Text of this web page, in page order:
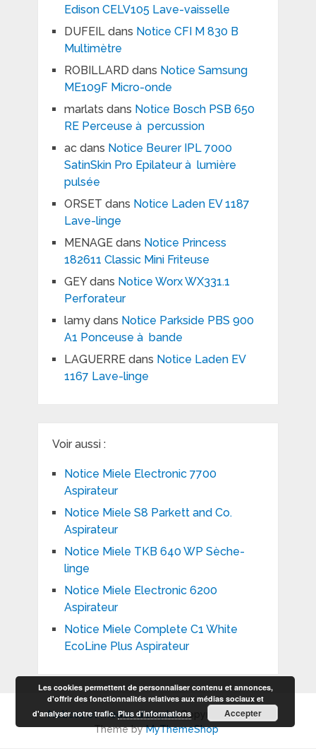
Edison CELV105 Lave-vaisselle
DUFEILdans Notice CFI M 830 B
Multimètre
ROBILLARD dans Notice Samsung
ME109F Micro-onde
marlats dans Notice Bosch PSB 650
RE Perceuse à percussion
acdans Notice Beurer IPL 7000
SatinSkin Pro Epilateur à lumière
pulsée
ORSET dans Notice Laden EV 1187
Lave-linge
MENAGEdans Notice Princess
182611 Classic Mini Friteuse
GEYdans Notice Worx WX331.1
Perforateur
lamydans Notice Parkside PBS 900
A1 Ponceuse à bande
LAGUERREdans Notice Laden EV
1167 Lave-linge
Voir aussi :
Notice Miele Electronic 7700
Aspirateur
Notice Miele S8 Parkett and Co.
Aspirateur
Notice Miele TKB 640 WP Sèche-
linge
Notice Miele Electronic 6200
Aspirateur
Notice Miele Complete C1 White
EcoLine Plus Aspirateur
Notices et modes d'emploiCopyright © 2026.
Theme byMyThemeShop
Les cookies permettent de personnaliser contenu et annonces,
d'offrir des fonctionnalités relatives aux médias sociaux et
d'analyser notre trafic.Plus d’informations Accepter